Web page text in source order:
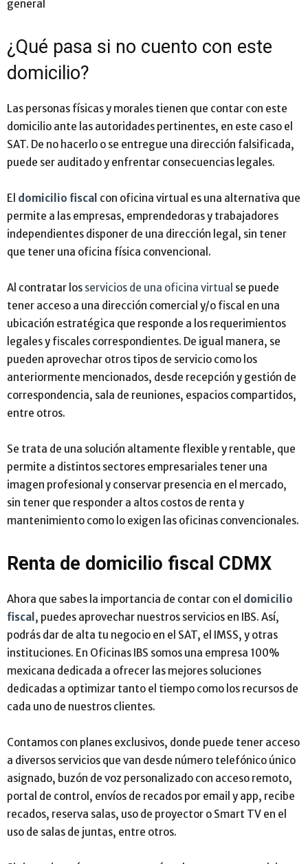
general
¿Qué pasa si no cuento con este
domicilio?
Las personas físicas y morales tienen que contar con este
domicilio ante las autoridades pertinentes, en este caso el
SAT. De no hacerlo o se entregue una dirección falsificada,
puede ser auditado y enfrentar consecuencias legales.
El domicilio fiscal con oficina virtual es una alternativa que
permite a las empresas, emprendedoras y trabajadores
independientes disponer de una dirección legal, sin tener
que tener una oficina física convencional.
Al contratar los servicios de una oficina virtual se puede
tener acceso a una dirección comercial y/o fiscal en una
ubicación estratégica que responde a los requerimientos
legales y fiscales correspondientes. De igual manera, se
pueden aprovechar otros tipos de servicio como los
anteriormente mencionados, desde recepción y gestión de
correspondencia, sala de reuniones, espacios compartidos,
entre otros.
Se trata de una solución altamente flexible y rentable, que
permite a distintos sectores empresariales tener una
imagen profesional y conservar presencia en el mercado,
sin tener que responder a altos costos de renta y
mantenimiento como lo exigen las oficinas convencionales.
Renta de domicilio fiscal CDMX
Ahora que sabes la importancia de contar con el domicilio
fiscal , puedes aprovechar nuestros servicios en IBS. Así,
podrás dar de alta tu negocio en el SAT, el IMSS, y otras
instituciones. En Oficinas IBS somos una empresa 100%
mexicana dedicada a ofrecer las mejores soluciones
dedicadas a optimizar tanto el tiempo como los recursos de
cada uno de nuestros clientes.
Contamos con planes exclusivos, donde puede tener acceso
a diversos servicios que van desde número telefónico único
asignado, buzón de voz personalizado con acceso remoto,
portal de control, envíos de recados por email y app, recibe
recados, reserva salas, uso de proyector o Smart TV en el
uso de salas de juntas, entre otros.